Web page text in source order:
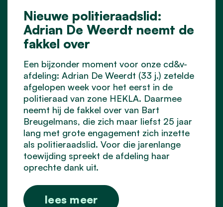
Nieuwe politieraadslid:
Adrian De Weerdt neemt de
fakkel over
Een bijzonder moment voor onze cd&v-
afdeling: Adrian De Weerdt (33 j.) zetelde
afgelopen week voor het eerst in de
politieraad van zone HEKLA. Daarmee
neemt hij de fakkel over van Bart
Breugelmans, die zich maar liefst 25 jaar
lang met grote engagement zich inzette
als politieraadslid. Voor die jarenlange
toewijding spreekt de afdeling haar
oprechte dank uit.
lees meer